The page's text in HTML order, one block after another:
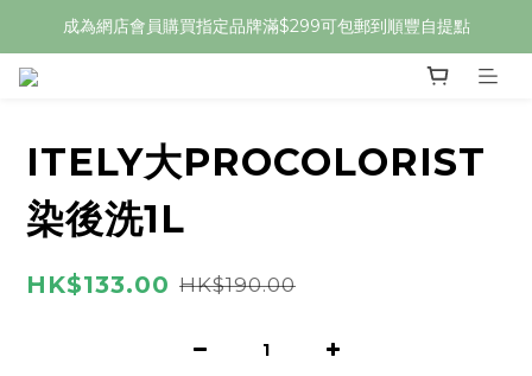
成為網店會員購買指定品牌滿$299可包郵到順豐自提點
ITELY大PROCOLORIST
染後洗1L
HK$133.00 HK$190.00